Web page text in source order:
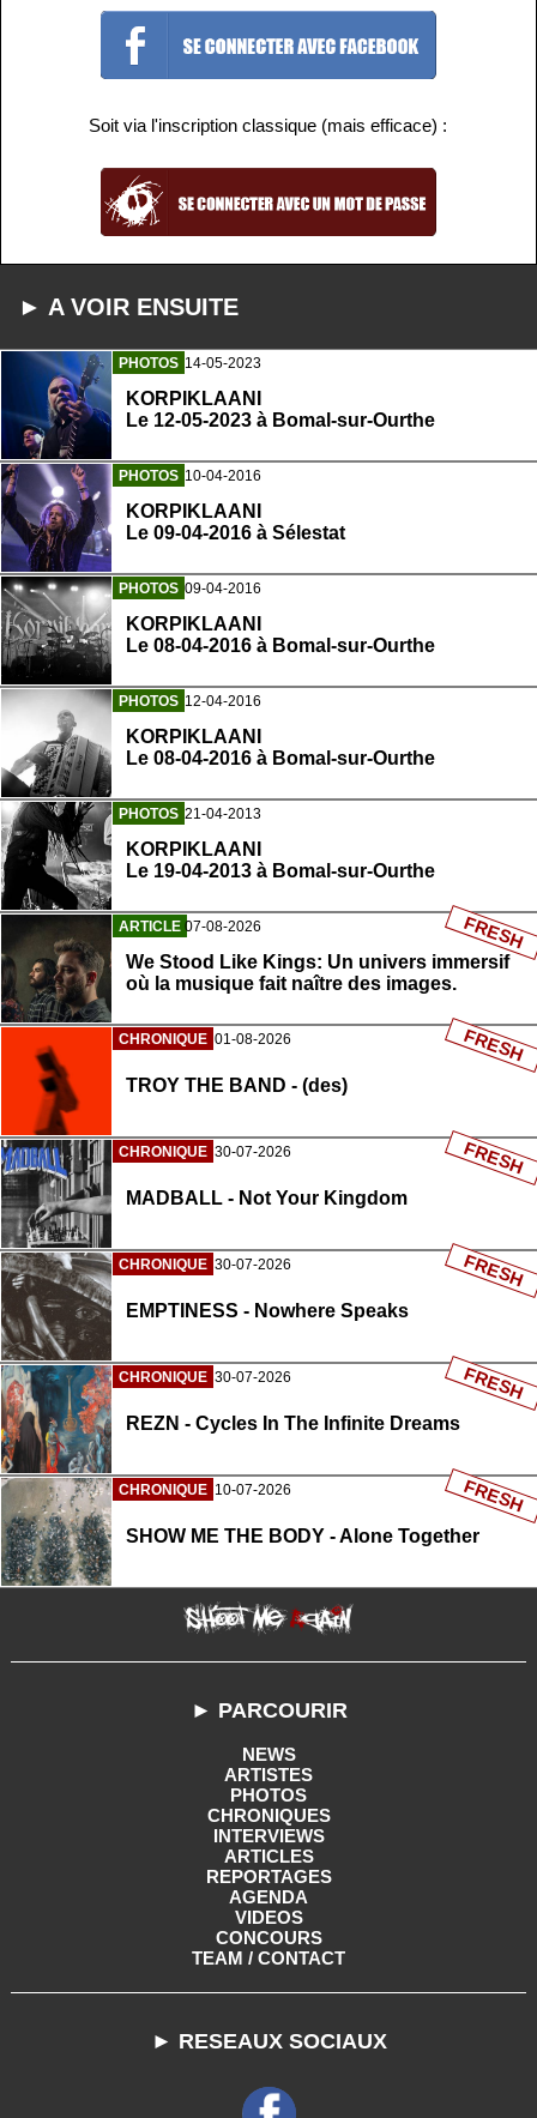
Soit via l'inscription classique (mais efficace) :
► A VOIR ENSUITE
PHOTOS 14-05-2023
KORPIKLAANI
Le 12-05-2023 à Bomal-sur-Ourthe
PHOTOS 10-04-2016
KORPIKLAANI
Le 09-04-2016 à Sélestat
PHOTOS 09-04-2016
KORPIKLAANI
Le 08-04-2016 à Bomal-sur-Ourthe
PHOTOS 12-04-2016
KORPIKLAANI
Le 08-04-2016 à Bomal-sur-Ourthe
PHOTOS 21-04-2013
KORPIKLAANI
Le 19-04-2013 à Bomal-sur-Ourthe
ARTICLE 07-08-2026
We Stood Like Kings: Un univers immersif
où la musique fait naître des images.
FRESH
CHRONIQUE 01-08-2026
TROY THE BAND - (des)
FRESH
CHRONIQUE 30-07-2026
MADBALL - Not Your Kingdom
FRESH
CHRONIQUE 30-07-2026
EMPTINESS - Nowhere Speaks
FRESH
CHRONIQUE 30-07-2026
REZN - Cycles In The Infinite Dreams
FRESH
CHRONIQUE 10-07-2026
SHOW ME THE BODY - Alone Together
FRESH
► PARCOURIR
NEWS
ARTISTES
PHOTOS
CHRONIQUES
INTERVIEWS
ARTICLES
REPORTAGES
AGENDA
VIDEOS
CONCOURS
TEAM / CONTACT
► RESEAUX SOCIAUX